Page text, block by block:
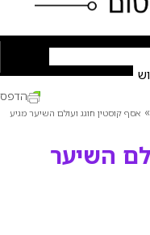
» אסף קוסטין חוגג ועולם השיער מגיע
השיער
הדפס